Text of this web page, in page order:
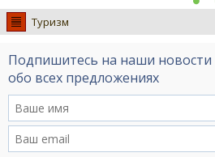
Испания
Иммиграция
Лечение
Недвижимость
Туризм
Подпишитесь на наши
обо всех предложениях